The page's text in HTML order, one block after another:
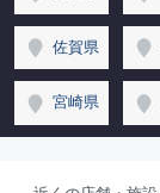
佐賀県
宮崎県